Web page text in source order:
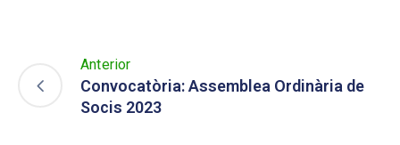
Anterior
Convocatòria: Assemblea Ordinària de
Socis 2023